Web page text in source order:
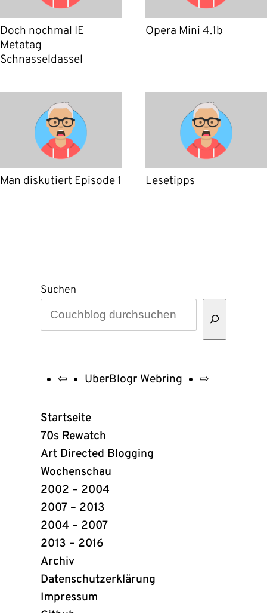
Doch nochmal IE
Metatag
Schnasseldassel
Opera Mini 4.1b
Man diskutiert Episode 1 Lesetipps
Suchen
UberBlogr
Webring
Links
⇦ UberBlogr Webring ⇨
Startseite
70s Rewatch
Art Directed Blogging
Wochenschau
2002 – 2004
2007 – 2013
2004 – 2007
2013 – 2016
Archiv
Datenschutzerklärung
Impressum